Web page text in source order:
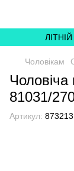
Чоловікам
Чоловіча
81031/
Артикул: